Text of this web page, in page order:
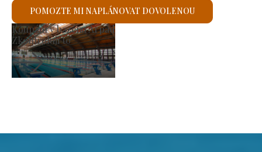
POMOZTE MI NAPLÁNOVAT DOVOLENOU
Výrobní trh
Zkontroluji to